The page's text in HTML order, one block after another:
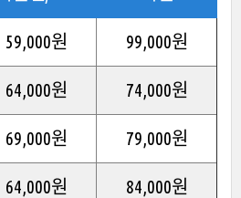
59,000원 99,000원
64,000원 74,000원
69,000원 79,000원
64,000원 84,000원